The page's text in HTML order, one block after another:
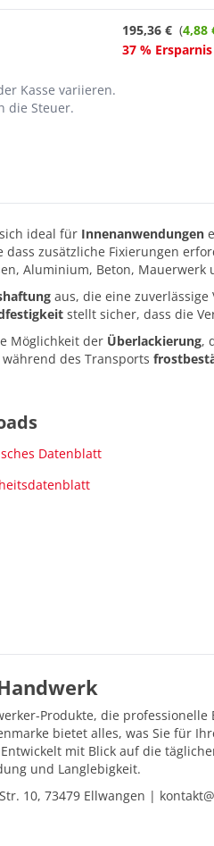
195,36 € (4,88
37 % Ersparnis
Kasse variieren.
die Steuer.
ideal für Innenanwendungen
zusätzliche Fixierungen
Aluminium, Beton,
aus, die eine
stellt sicher, dass die
Möglichkeit der Überlackierung,
des Transports
Datenblatt
Produkte, die
bietet alles, was Sie für
mit Blick auf die
und Langlebigkeit.
10, 73479 Ellwangen |